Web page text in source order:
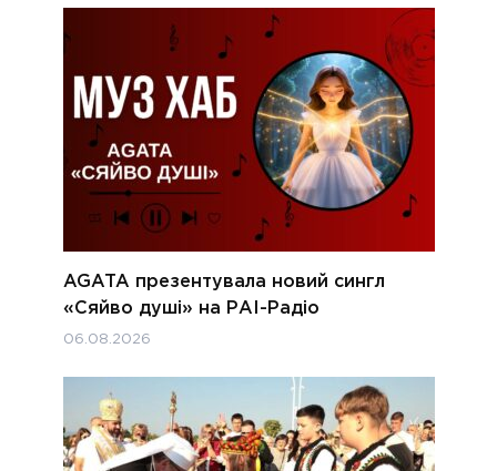
AGATA презентувала новий сингл
«Сяйво душі» на РАІ-Радіо
06.08.2026